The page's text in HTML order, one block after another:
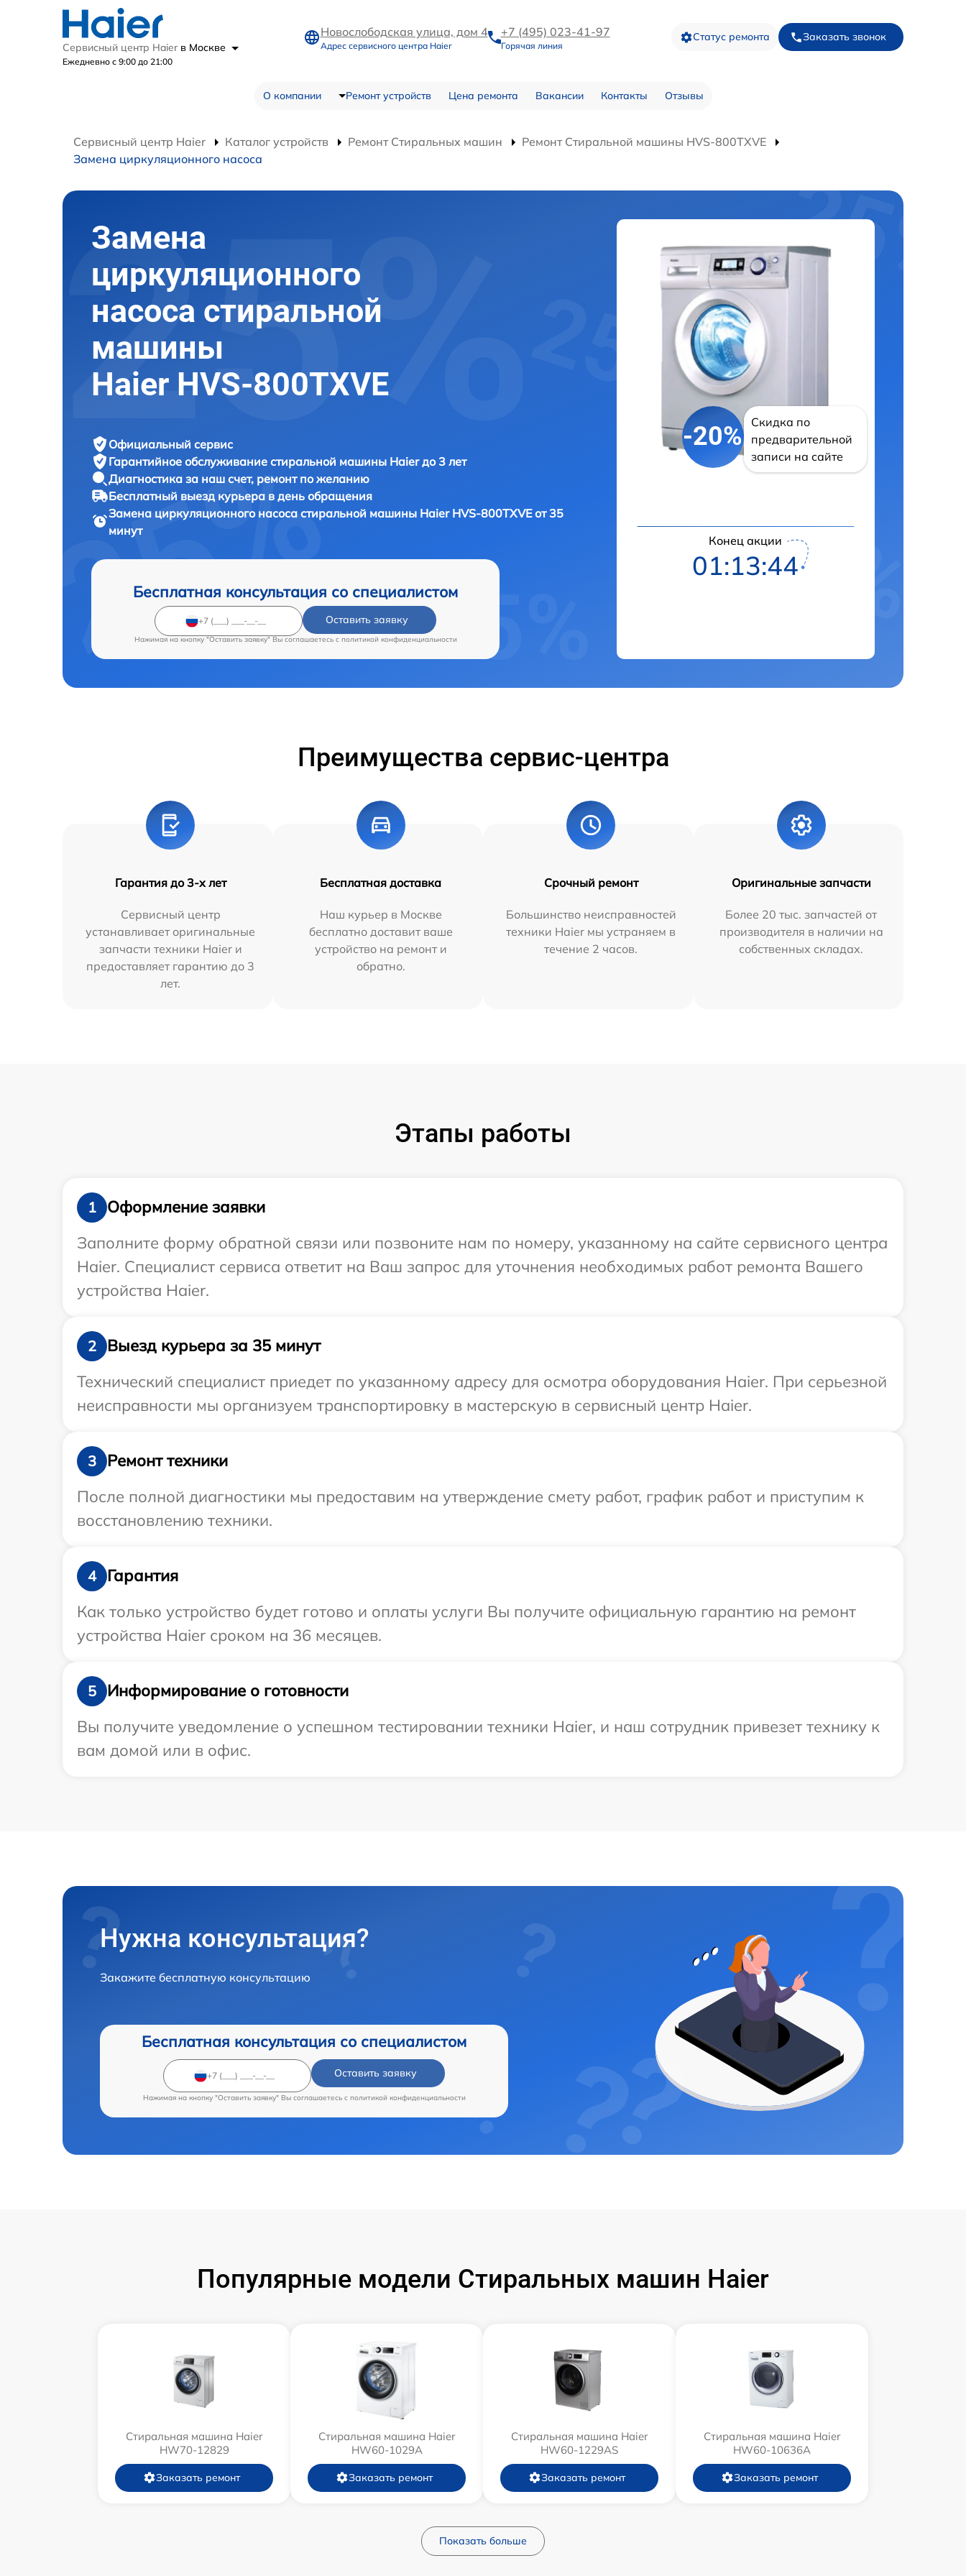
Сервисный центр Haier в Москве
Ежедневно с 9:00 до 21:00
Новослободская улица, дом 4
Адрес сервисного центра Haier
+7 (495) 023-41-97
Горячая линия
Статус ремонта Заказать звонок
О компании Ремонт устройств Цена ремонта Вакансии Контакты Отзывы
Сервисный центр Haier Каталог устройств Ремонт Стиральных машин
Ремонт Стиральной машины HVS-800TXVE
Замена циркуляционного насоса
Замена
циркуляционного
насоса стиральной
машины
Haier HVS-800TXVE
Официальный сервис
Гарантийное обслуживание стиральной машины Haier до 3 лет
Диагностика за наш счет, ремонт по желанию
Бесплатный выезд курьера в день обращения
Замена циркуляционного насоса стиральной машины Haier HVS-800TXVE от 35
минут
Бесплатная консультация со специалистом
Оставить заявку
Нажимая на кнопку "Оставить заявку" Вы соглашаетесь c политикой конфиденциальности
-20%
Скидка по
предварительной
записи на сайте
Конец акции
01:13:43
Преимущества сервис-центра
Гарантия до 3-х лет
Сервисный центр
устанавливает оригинальные
запчасти техники Haier и
предоставляет гарантию до 3
лет.
Бесплатная доставка
Наш курьер в Москве
бесплатно доставит ваше
устройство на ремонт и
обратно.
Срочный ремонт
Большинство неисправностей
техники Haier мы устраняем в
течение 2 часов.
Оригинальные запчасти
Более 20 тыс. запчастей от
производителя в наличии на
собственных складах.
Этапы работы
1
Оформление заявки
Заполните форму обратной связи или позвоните нам по номеру, указанному на сайте сервисного центра
Haier. Специалист сервиса ответит на Ваш запрос для уточнения необходимых работ ремонта Вашего
устройства Haier.
2
Выезд курьера за 35 минут
Технический специалист приедет по указанному адресу для осмотра оборудования Haier. При серьезной
неисправности мы организуем транспортировку в мастерскую в сервисный центр Haier.
3
Ремонт техники
После полной диагностики мы предоставим на утверждение смету работ, график работ и приступим к
восстановлению техники.
4
Гарантия
Как только устройство будет готово и оплаты услуги Вы получите официальную гарантию на ремонт
устройства Haier сроком на 36 месяцев.
5
Информирование о готовности
Вы получите уведомление о успешном тестировании техники Haier, и наш сотрудник привезет технику к
вам домой или в офис.
Нужна консультация?
Закажите бесплатную консультацию
Бесплатная консультация со специалистом
Оставить заявку
Нажимая на кнопку "Оставить заявку" Вы соглашаетесь c политикой конфиденциальности
Популярные модели Стиральных машин Haier
Стиральная машина Haier
HW70-12829
Заказать ремонт
Стиральная машина Haier
HW60-1029A
Заказать ремонт
Стиральная машина Haier
HW60-1229AS
Заказать ремонт
Стиральная машина Haier
HW60-10636A
Заказать ремонт
Показать больше